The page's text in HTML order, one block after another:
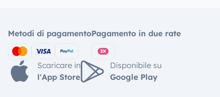
Metodi di pagamentoPagamento in due rate
Scaricare in
l'App Store
Disponibile su
Google Play